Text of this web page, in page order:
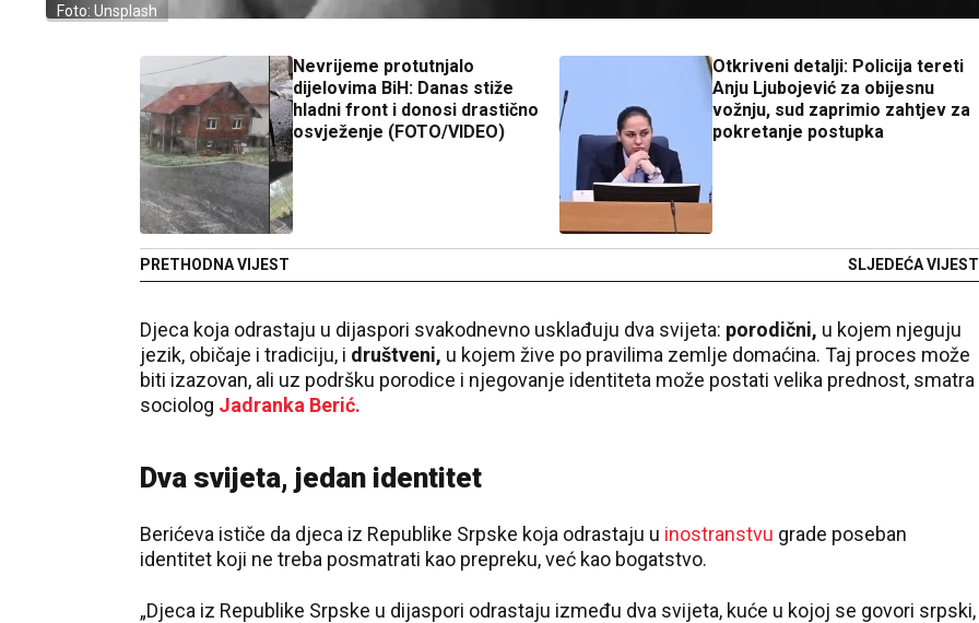
Foto: Unsplash
Nevrijeme protutnjalo
dijelovima BiH: Danas stiže
hladni front i donosi drastično
osvježenje (FOTO/VIDEO)
PRETHODNA VIJEST
Otkriveni detalji: Policija tereti
Anju Ljubojević za obijesnu
vožnju, sud zaprimio zahtjev za
pokretanje postupka
SLJEDEĆA VIJEST
Djeca koja odrastaju u dijaspori svakodnevno usklađuju dva svijeta: porodični, u kojem njeguju
jezik, običaje i tradiciju, i društveni, u kojem žive po pravilima zemlje domaćina. Taj proces može
biti izazovan, ali uz podršku porodice i njegovanje identiteta može postati velika prednost, smatra
sociolog Jadranka Berić.
Dva svijeta, jedan identitet
Berićeva ističe da djeca iz Republike Srpske koja odrastaju u inostranstvu grade poseban
identitet koji ne treba posmatrati kao prepreku, već kao bogatstvo.
„Djeca iz Republike Srpske u dijaspori odrastaju između dva svijeta, kuće u kojoj se govori srpski,